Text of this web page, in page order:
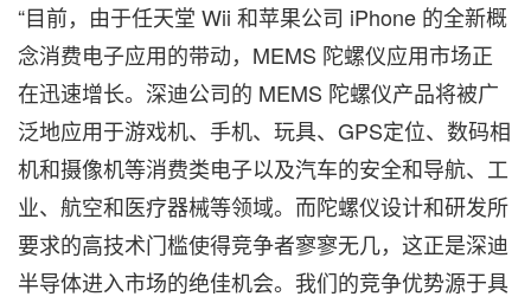
“目前，由于任天堂 Wii 和苹果公司 iPhone 的全新概
念消费电子应用的带动，MEMS 陀螺仪应用市场正
在迅速增长。深迪公司的 MEMS 陀螺仪产品将被广
泛地应用于游戏机、手机、玩具、GPS定位、数码相
机和摄像机等消费类电子以及汽车的安全和导航、工
业、航空和医疗器械等领域。而陀螺仪设计和研发所
要求的高技术门槛使得竞争者寥寥无几，这正是深迪
半导体进入市场的绝佳机会。我们的竞争优势源于具